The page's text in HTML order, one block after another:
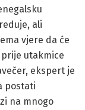
ali
vjere da će
utakmice
ekspert je
postati
na mnogo